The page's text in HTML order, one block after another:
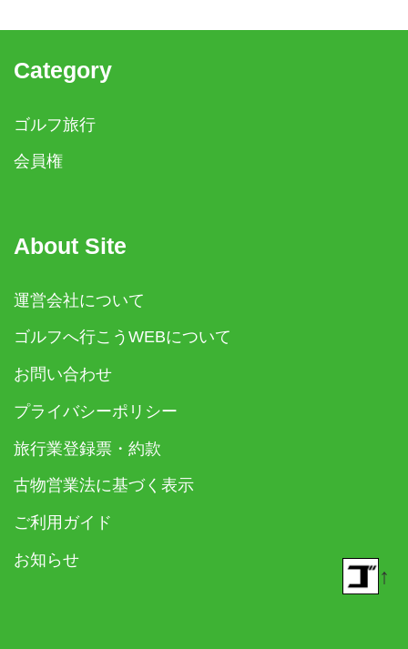
Category
ゴルフ旅行
会員権
About Site
運営会社について
ゴルフへ行こうWEBについて
お問い合わせ
プライバシーポリシー
旅行業登録票・約款
古物営業法に基づく表示
ご利用ガイド
お知らせ
↑